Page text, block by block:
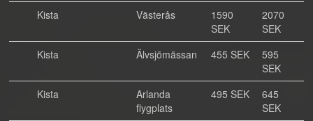
Kista
Västerås
1590
SEK
2070
SEK
Kista
Älvsjömässan 455 SEK
595
SEK
Kista
Arlanda
flygplats
495 SEK
645
SEK